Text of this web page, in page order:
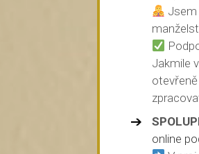
Jsem
Jakmile
online